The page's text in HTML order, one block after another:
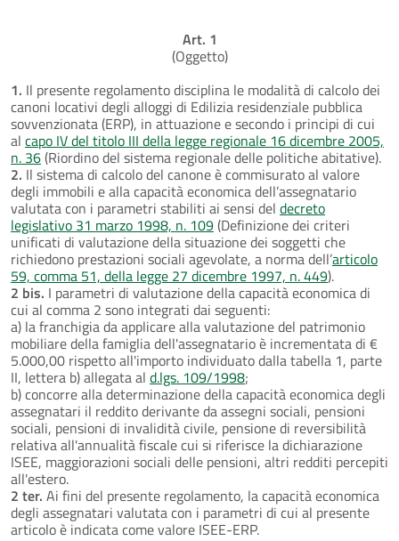
Art. 1
(Oggetto)
1. Il presente regolamento disciplina le modalità di calcolo dei
canoni locativi degli alloggi di Edilizia residenziale pubblica
sovvenzionata (ERP), in attuazione e secondo i principi di cui
al capo IV del titolo III della legge regionale 16 dicembre 2005,
n. 36(Riordino del sistema regionale delle politiche abitative).
2. Il sistema di calcolo del canone è commisurato al valore
degli immobili e alla capacità economica dell’assegnatario
valutata con i parametri stabiliti ai sensi del decreto
legislativo 31 marzo 1998, n. 109(Definizione dei criteri
unificati di valutazione della situazione dei soggetti che
richiedono prestazioni sociali agevolate, a norma dell’articolo
59, comma 51, della legge 27 dicembre 1997, n. 449).
2 bis. I parametri di valutazione della capacità economica di
cui al comma 2 sono integrati dai seguenti:
a) la franchigia da applicare alla valutazione del patrimonio
mobiliare della famiglia dell'assegnatario è incrementata di €
5.000,00 rispetto all'importo individuato dalla tabella 1, parte
II, lettera b) allegata al d.lgs. 109/1998;
b) concorre alla determinazione della capacità economica degli
assegnatari il reddito derivante da assegni sociali, pensioni
sociali, pensioni di invalidità civile, pensione di reversibilità
relativa all'annualità fiscale cui si riferisce la dichiarazione
ISEE, maggiorazioni sociali delle pensioni, altri redditi percepiti
all'estero.
2 ter. Ai fini del presente regolamento, la capacità economica
degli assegnatari valutata con i parametri di cui al presente
articolo è indicata come valore ISEE-ERP.